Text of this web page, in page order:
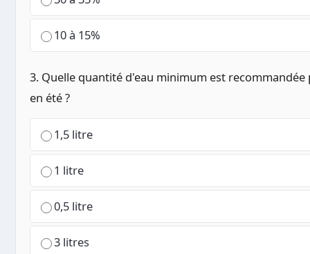
10 à 15%
3. Quelle quantité d'eau minimum est recommandée
en été ?
1,5 litre
1 litre
0,5 litre
3 litres